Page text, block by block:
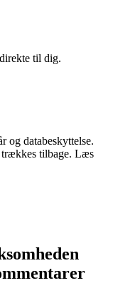
til dig.
og databeskyttelse.
tilbage. Læs